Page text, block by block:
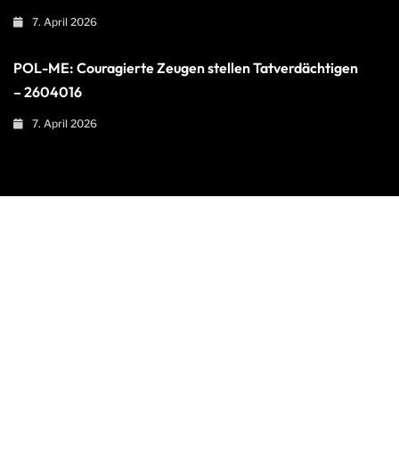
7. April 2026
POL-ME: Couragierte Zeugen stellen Tatverdächtigen
– 2604016
7. April 2026